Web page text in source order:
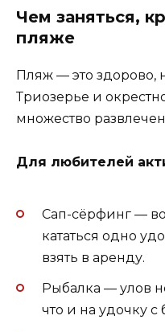
Чем заняться,
пляже
Пляж — это здорово,
Триозерье и
множество
Для любителей
Сап-сёрфинг —
кататься одно
взять в аренду.
Рыбалка — улов
что и на удочку с